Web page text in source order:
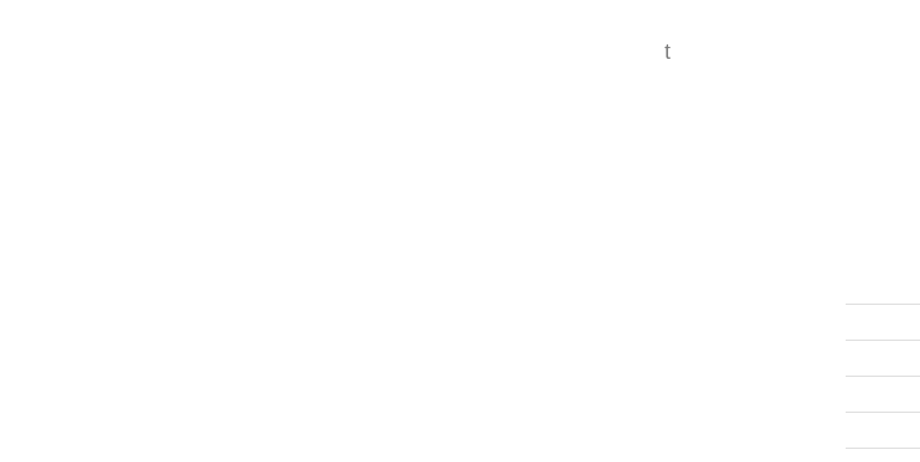
t
Webmail
Zamora
Yantzaza
El Pangui